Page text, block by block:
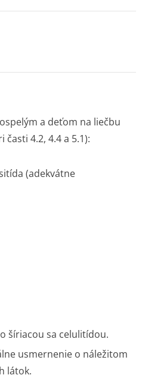
a deťom na liečbu
4.2, 4.4 a 5.1):
(adekvátne
šíriacou sa celulitídou.
usmernenie o náležitom
látok.